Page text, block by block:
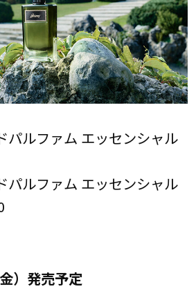
パルファム エッセンシャル
パルファム エッセンシャル
）発売予定